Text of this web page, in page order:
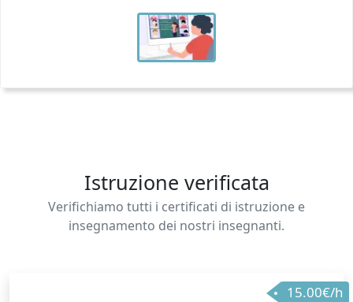
Istruzione verificata
Verifichiamo tutti i certificati di istruzione e
insegnamento dei nostri insegnanti.
15.00€/h